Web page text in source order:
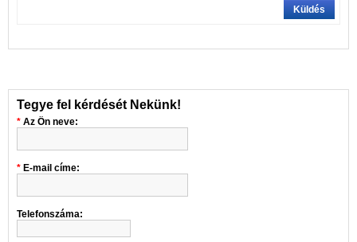
Küldés
Tegye fel kérdését Nekünk!
Az Ön neve:
E-mail címe:
Telefonszáma: